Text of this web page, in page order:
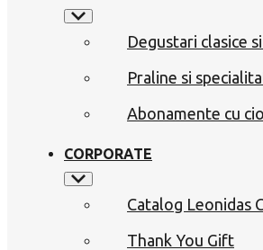
Degustari clasice
Praline si
Abonamente cu
CORPORATE
Catalog Leonidas
Thank You Gift